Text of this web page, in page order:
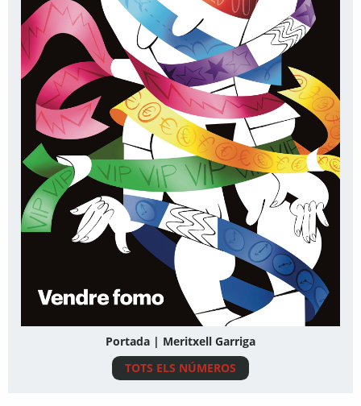
Portada | Meritxell Garriga
TOTS ELS NÚMEROS